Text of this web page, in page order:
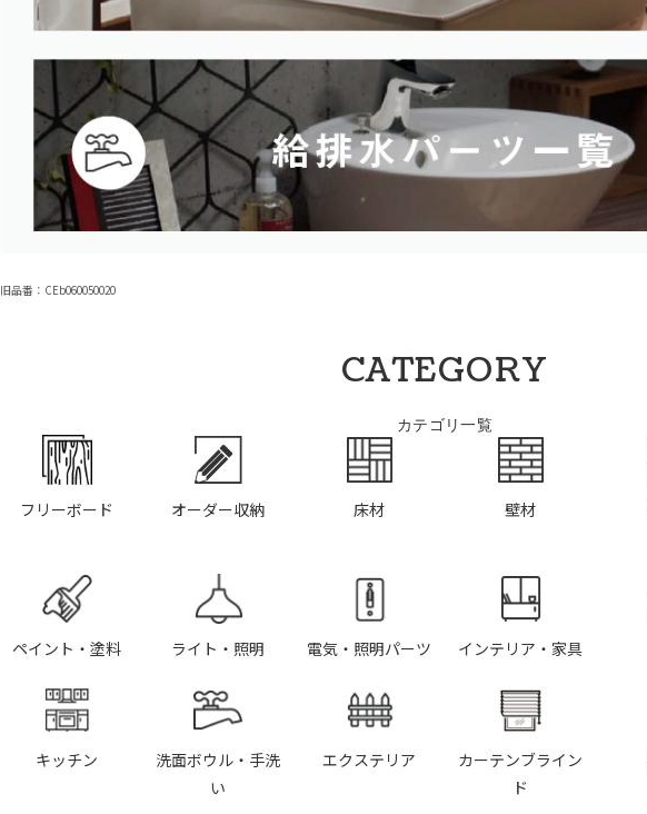
旧品番：CEb060050020
CATEGORY
カテゴリ一覧
フリーボード オーダー収納 床材 壁材
ペイント・塗料 ライト・照明 電気・照明パーツ インテリア・家具
キッチン
洗面ボウル・手洗
い
エクステリア
カーテンブライン
ド